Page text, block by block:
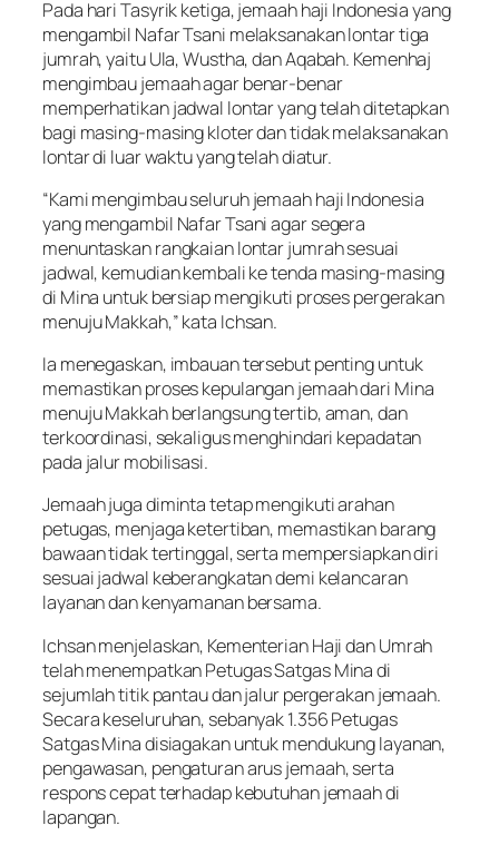
Pada hari Tasyrik ketiga, jemaah haji Indonesia yang
mengambil Nafar Tsani melaksanakan lontar tiga
jumrah, yaitu Ula, Wustha, dan Aqabah. Kemenhaj
mengimbau jemaah agar benar-benar
memperhatikan jadwal lontar yang telah ditetapkan
bagi masing-masing kloter dan tidak melaksanakan
lontar di luar waktu yang telah diatur.
“Kami mengimbau seluruh jemaah haji Indonesia
yang mengambil Nafar Tsani agar segera
menuntaskan rangkaian lontar jumrah sesuai
jadwal, kemudian kembali ke tenda masing-masing
di Mina untuk bersiap mengikuti proses pergerakan
menuju Makkah,” kata Ichsan.
Ia menegaskan, imbauan tersebut penting untuk
memastikan proses kepulangan jemaah dari Mina
menuju Makkah berlangsung tertib, aman, dan
terkoordinasi, sekaligus menghindari kepadatan
pada jalur mobilisasi.
Jemaah juga diminta tetap mengikuti arahan
petugas, menjaga ketertiban, memastikan barang
bawaan tidak tertinggal, serta mempersiapkan diri
sesuai jadwal keberangkatan demi kelancaran
layanan dan kenyamanan bersama.
Ichsan menjelaskan, Kementerian Haji dan Umrah
telah menempatkan Petugas Satgas Mina di
sejumlah titik pantau dan jalur pergerakan jemaah.
Secara keseluruhan, sebanyak 1.356 Petugas
Satgas Mina disiagakan untuk mendukung layanan,
pengawasan, pengaturan arus jemaah, serta
respons cepat terhadap kebutuhan jemaah di
lapangan.